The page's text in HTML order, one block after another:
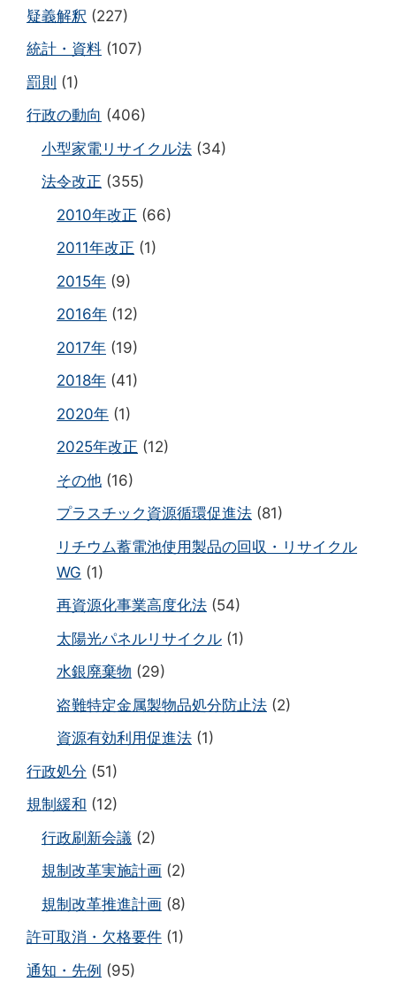
疑義解釈 (227)
統計・資料 (107)
罰則 (1)
行政の動向 (406)
小型家電リサイクル法 (34)
法令改正 (355)
2010年改正 (66)
2011年改正 (1)
2015年 (9)
2016年 (12)
2017年 (19)
2018年 (41)
2020年 (1)
2025年改正 (12)
その他 (16)
プラスチック資源循環促進法 (81)
リチウム蓄電池使用製品の回収・リサイクル
WG (1)
再資源化事業高度化法 (54)
太陽光パネルリサイクル (1)
水銀廃棄物 (29)
盗難特定金属製物品処分防止法 (2)
資源有効利用促進法 (1)
行政処分 (51)
規制緩和 (12)
行政刷新会議 (2)
規制改革実施計画 (2)
規制改革推進計画 (8)
許可取消・欠格要件 (1)
通知・先例 (95)